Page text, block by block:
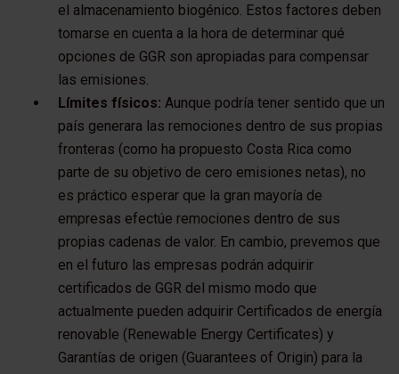
el almacenamiento biogénico. Estos factores deben
tomarse en cuenta a la hora de determinar qué
opciones de GGR son apropiadas para compensar
las emisiones.
Límites físicos: Aunque podría tener sentido que un
país generara las remociones dentro de sus propias
fronteras (como ha propuesto Costa Rica como
parte de su objetivo de cero emisiones netas), no
es práctico esperar que la gran mayoría de
empresas efectúe remociones dentro de sus
propias cadenas de valor. En cambio, prevemos que
en el futuro las empresas podrán adquirir
certificados de GGR del mismo modo que
actualmente pueden adquirir Certificados de energía
renovable (Renewable Energy Certificates) y
Garantías de origen (Guarantees of Origin) para la